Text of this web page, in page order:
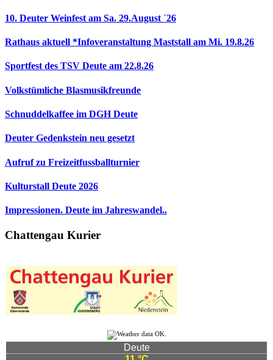
10. Deuter Weinfest am Sa. 29.August ´26
Rathaus aktuell *Infoveranstaltung Maststall am Mi. 19.8.26
Sportfest des TSV Deute am 22.8.26
Volkstümliche Blasmusikfreunde
Schnuddelkaffee im DGH Deute
Deuter Gedenkstein neu gesetzt
Aufruf zu Freizeitfussballturnier
Kulturstall Deute 2026
Impressionen. Deute im Jahreswandel..
Chattengau Kurier
Deute